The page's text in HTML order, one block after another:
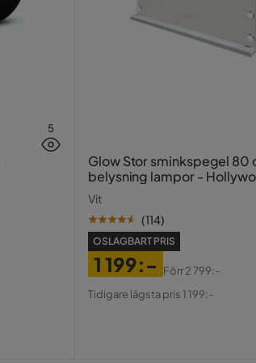
5
Glow Stor sminkspegel 80
belysning lampor -
spegel med USB-charging
Vit
(114)
OSLAGBART PRIS
Pris
1 199:-
Original
Förr2 799:-
Tidigare lägsta pris 1 199:-